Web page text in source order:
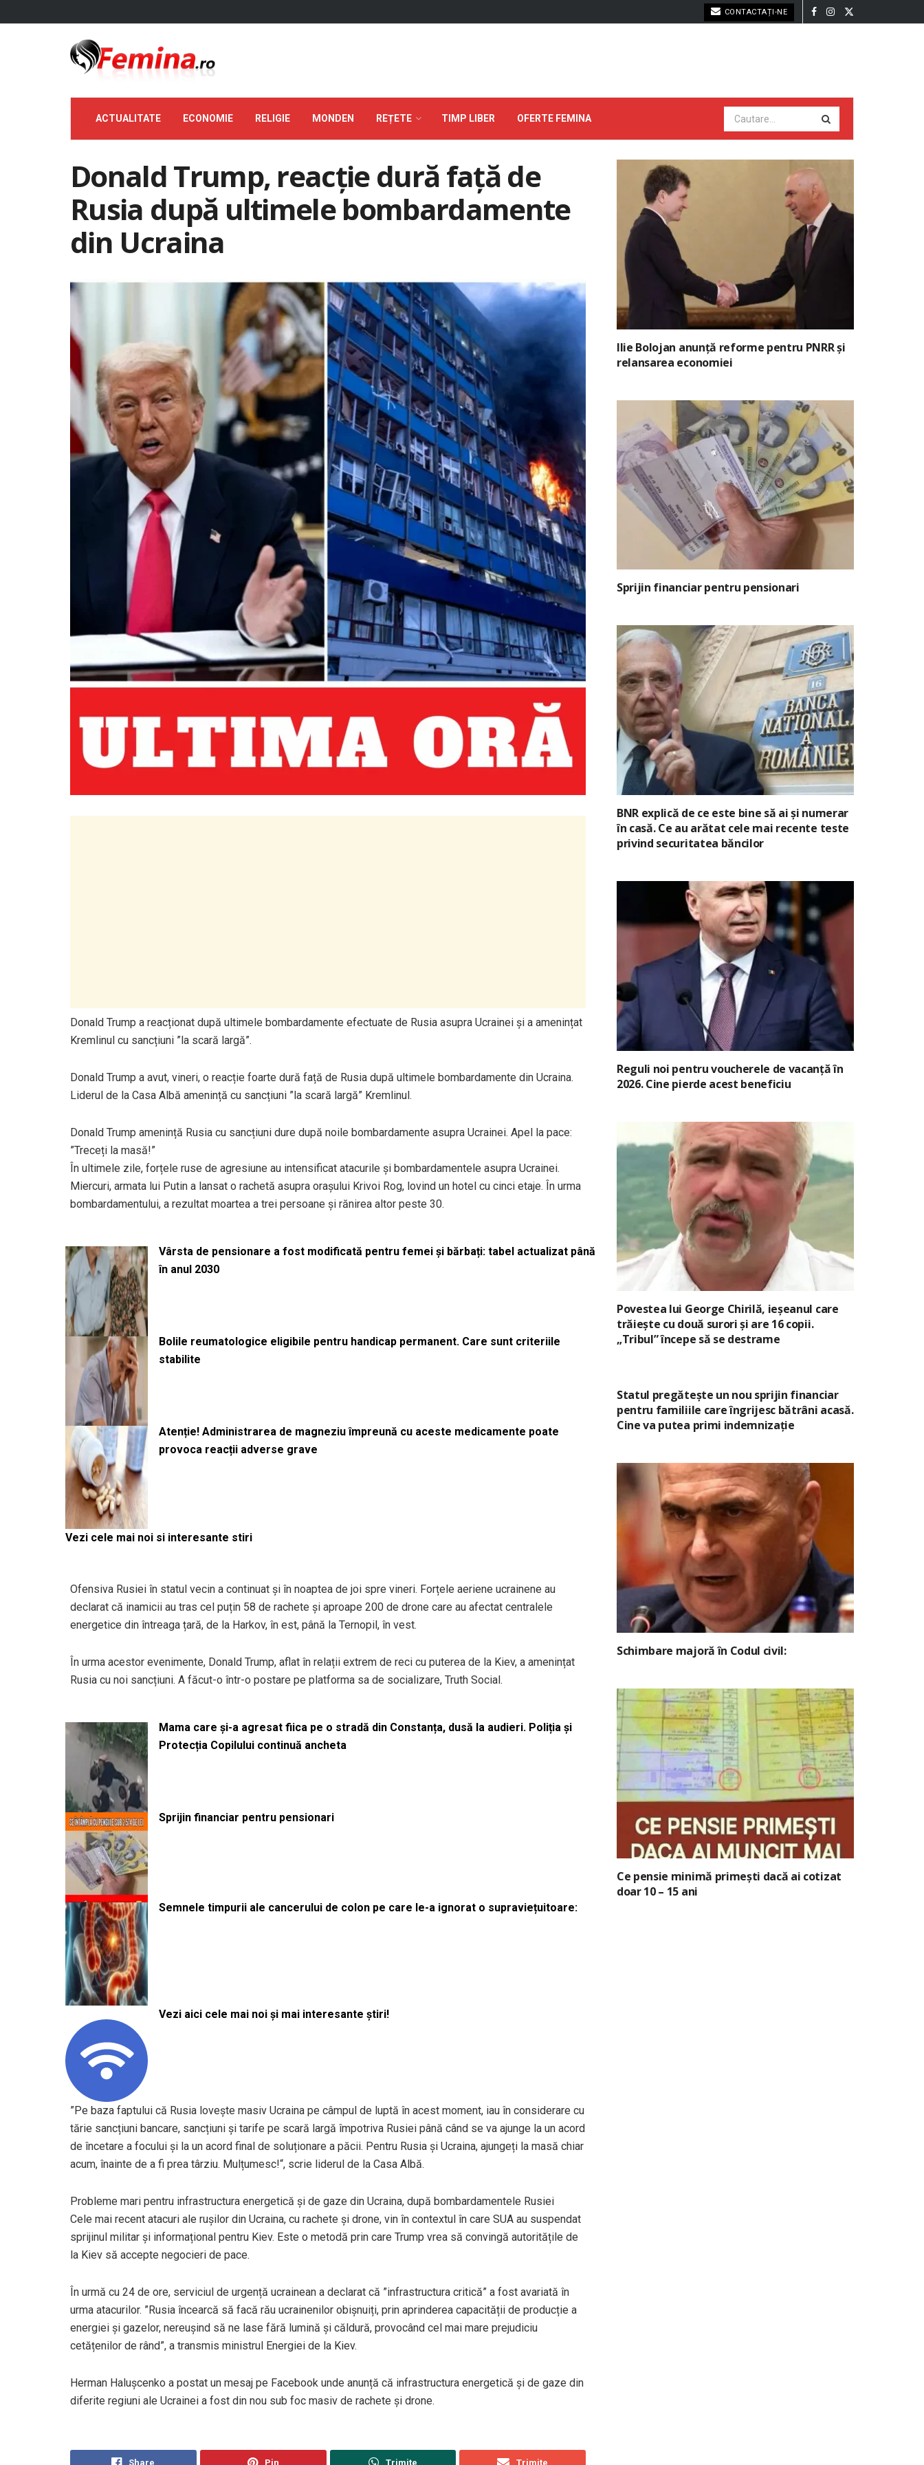
CONTACTAȚI-NE
ACTUALITATE ECONOMIE RELIGIE MONDEN REȚETE TIMP LIBER OFERTE FEMINA
Donald Trump, reacție dură față de
Rusia după ultimele bombardamente
din Ucraina
Donald Trump a reacționat după ultimele bombardamente efectuate de Rusia asupra Ucrainei și a amenințat
Kremlinul cu sancțiuni ”la scară largă”.
Donald Trump a avut, vineri, o reacție foarte dură față de Rusia după ultimele bombardamente din Ucraina.
Liderul de la Casa Albă amenință cu sancțiuni ”la scară largă” Kremlinul.
Donald Trump amenință Rusia cu sancțiuni dure după noile bombardamente asupra Ucrainei. Apel la pace:
”Treceți la masă!”
În ultimele zile, forțele ruse de agresiune au intensificat atacurile și bombardamentele asupra Ucrainei.
Miercuri, armata lui Putin a lansat o rachetă asupra orașului Krivoi Rog, lovind un hotel cu cinci etaje. În urma
bombardamentului, a rezultat moartea a trei persoane și rănirea altor peste 30.
Vârsta de pensionare a fost modificată pentru femei și bărbați: tabel actualizat până
în anul 2030
Bolile reumatologice eligibile pentru handicap permanent. Care sunt criteriile
stabilite
Atenție! Administrarea de magneziu împreună cu aceste medicamente poate
provoca reacții adverse grave
Vezi cele mai noi si interesante stiri
Ofensiva Rusiei în statul vecin a continuat și în noaptea de joi spre vineri. Forțele aeriene ucrainene au
declarat că inamicii au tras cel puțin 58 de rachete și aproape 200 de drone care au afectat centralele
energetice din întreaga țară, de la Harkov, în est, până la Ternopil, în vest.
În urma acestor evenimente, Donald Trump, aflat în relații extrem de reci cu puterea de la Kiev, a amenințat
Rusia cu noi sancțiuni. A făcut-o într-o postare pe platforma sa de socializare, Truth Social.
Mama care și-a agresat fiica pe o stradă din Constanța, dusă la audieri. Poliția și
Protecția Copilului continuă ancheta
Sprijin financiar pentru pensionari
Semnele timpurii ale cancerului de colon pe care le-a ignorat o supraviețuitoare:
Vezi aici cele mai noi și mai interesante știri!
”Pe baza faptului că Rusia lovește masiv Ucraina pe câmpul de luptă în acest moment, iau în considerare cu
tărie sancțiuni bancare, sancțiuni și tarife pe scară largă împotriva Rusiei până când se va ajunge la un acord
de încetare a focului și la un acord final de soluționare a păcii. Pentru Rusia și Ucraina, ajungeți la masă chiar
acum, înainte de a fi prea târziu. Mulțumesc!“, scrie liderul de la Casa Albă.
Probleme mari pentru infrastructura energetică și de gaze din Ucraina, după bombardamentele Rusiei
Cele mai recent atacuri ale rușilor din Ucraina, cu rachete și drone, vin în contextul în care SUA au suspendat
sprijinul militar și informațional pentru Kiev. Este o metodă prin care Trump vrea să convingă autoritățile de
la Kiev să accepte negocieri de pace.
În urmă cu 24 de ore, serviciul de urgență ucrainean a declarat că ”infrastructura critică” a fost avariată în
urma atacurilor. ”Rusia încearcă să facă rău ucrainenilor obișnuiți, prin aprinderea capacității de producție a
energiei și gazelor, nereușind să ne lase fără lumină și căldură, provocând cel mai mare prejudiciu
cetățenilor de rând”, a transmis ministrul Energiei de la Kiev.
Herman Halușcenko a postat un mesaj pe Facebook unde anunță că infrastructura energetică și de gaze din
diferite regiuni ale Ucrainei a fost din nou sub foc masiv de rachete și drone.
Share Pin Trimite Trimite
Ilie Bolojan anunță reforme pentru PNRR și
relansarea economiei
Sprijin financiar pentru pensionari
BNR explică de ce este bine să ai și numerar
în casă. Ce au arătat cele mai recente teste
privind securitatea băncilor
Reguli noi pentru voucherele de vacanță în
2026. Cine pierde acest beneficiu
Povestea lui George Chirilă, ieșeanul care
trăiește cu două surori și are 16 copii.
„Tribul” începe să se destrame
Statul pregătește un nou sprijin financiar
pentru familiile care îngrijesc bătrâni acasă.
Cine va putea primi indemnizație
Schimbare majoră în Codul civil:
Ce pensie minimă primești dacă ai cotizat
doar 10 – 15 ani